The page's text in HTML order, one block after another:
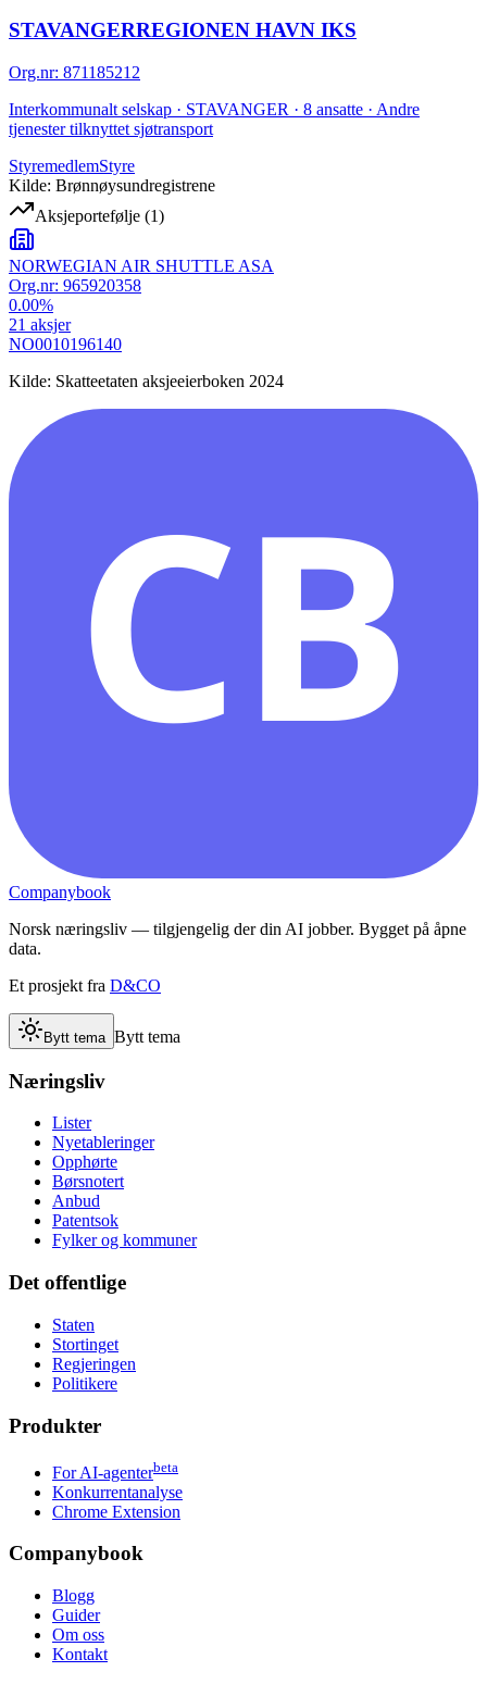
STAVANGERREGIONEN HAVN IKS
Org.nr: 871185212
Interkommunalt selskap · STAVANGER · 8 ansatte · Andre
tjenester tilknyttet sjøtransport
StyremedlemStyre
Kilde: Brønnøysundregistrene
Aksjeportefølje (1)
NORWEGIAN AIR SHUTTLE ASA
Org.nr: 965920358
0.00%
21 aksjer
NO0010196140
Kilde: Skatteetaten aksjeeierboken 2024
CB
Companybook
Norsk næringsliv — tilgjengelig der din AI jobber. Bygget på åpne
data.
Et prosjekt fra D&CO
Bytt tema Bytt tema
Næringsliv
Lister
Nyetableringer
Opphørte
Børsnotert
Anbud
Patentsok
Fylker og kommuner
Det offentlige
Staten
Stortinget
Regjeringen
Politikere
Produkter
For AI-agenterbeta
Konkurrentanalyse
Chrome Extension
Companybook
Blogg
Guider
Om oss
Kontakt